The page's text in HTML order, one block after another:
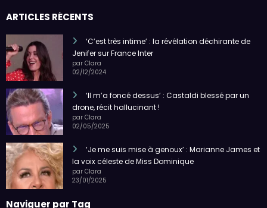
ARTICLES RÉCENTS
‘C’est très intime’ : la révélation déchirante de
Jenifer sur France Inter
par Clara
02/12/2024
‘Il m’a foncé dessus’ : Castaldi blessé par un
drone, récit hallucinant !
par Clara
02/05/2025
‘Je me suis mise à genoux’ : Marianne James et
la voix céleste de Miss Dominique
par Clara
23/01/2025
Naviguer par Tag